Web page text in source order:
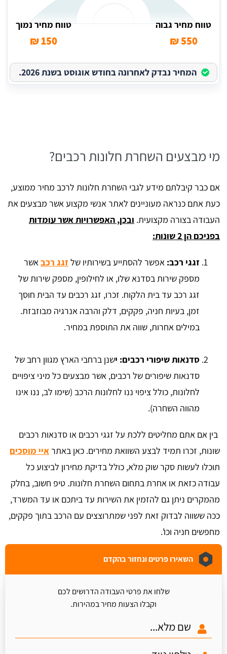
טווח מחיר גבוה
550 ₪
טווח מחיר נמוך
150 ₪
המחיר נבדק לאחרונה בחודש אוגוסט בשנת 2026.
מי מבצעים השחרת חלונות רכבים?
אם כבר קיבלתם מידע לגבי השחרת חלונות לרכב מחיר ממוצע,
כעת אתם כנראה מעוניינים לאתר אנשי מקצוע אשר מבצעים את
העבודה בצורה מקצועית. ובכן, האפשרויות אשר עומדות
בפניכם הן 2 שונות:
זגגי רכב: אפשר להסתייע בשירותיו של זגג רכבאשר
מספק שירות בסדנא שלו, או לחילופין, מספק שירות של
זגג רכב עד בית הלקוח. זכרו, זגג רכבים עד הבית חוסך
זמן, בעיות חניה, פקקים, דלק והרבה אנרגיה מבוזבזת.
במילים אחרות, שווה את התוספת במחיר.
סדנאות שיפורי רכבים: ישנן ברחבי הארץ מגוון רחב של
סדנאות שיפורים של רכבים, אשר מבצעים כל מיני ציפויים
לחלונות, כולל ציפוי ננו לחלונות הרכב (שימו לב, ננו אינו
מהווה השחרה).
בין אם אתם מחליטים ללכת על זגגי רכבים או סדנאות רכבים
שונות, זכרו תמיד לבצע השוואת מחירים. כאן באתראיי מוסכים
תוכלו לעשות סקר שוק מלא, כולל בדיקת מחירון לביצוע כל
עבודה כזאת או אחרת בתחום השחרת חלונות. טיפ חשוב, בחלק
מהמקרים ניתן גם להזמין את השירות עד ביתכם או עד המשרד,
ככה ששווה לבדוק זאת לפני שמתרוצצים עם הרכב בתוך פקקים,
מחפשים חניה וכו'.
השאירו פרטים ונחזור בהקדם
שלחו את פרטי העבודה הדרושים לכם
וקבלו הצעות מחיר במהירות.